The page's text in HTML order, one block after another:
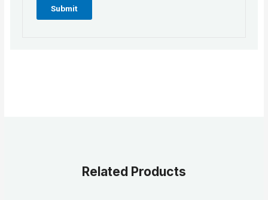
Related Products